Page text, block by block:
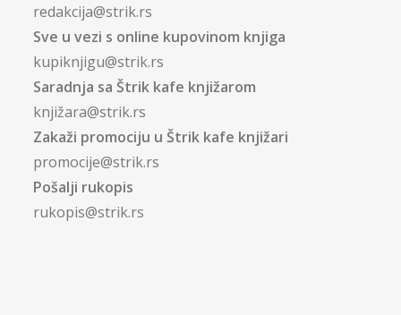
redakcija@strik.rs
Sve u vezi s online kupovinom knjiga
kupiknjigu@strik.rs
Saradnja sa Štrik kafe knjižarom
knjižara@strik.rs
Zakaži promociju u Štrik kafe knjižari
promocije@strik.rs
Pošalji rukopis
rukopis@strik.rs